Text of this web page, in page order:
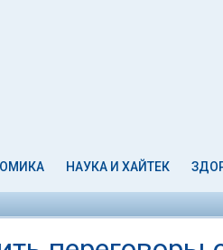
НАУКА И ХАЙТЕК